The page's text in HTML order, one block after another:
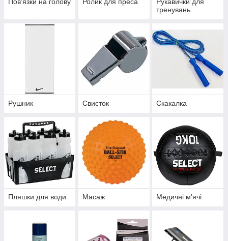
Пов'язки на голову Ролик для преса
Рукавички для
тренувань
Рушник Свисток Скакалка
Пляшки для води Масаж Медичні м'ячі